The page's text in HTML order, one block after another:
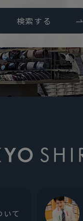
検索する
いて